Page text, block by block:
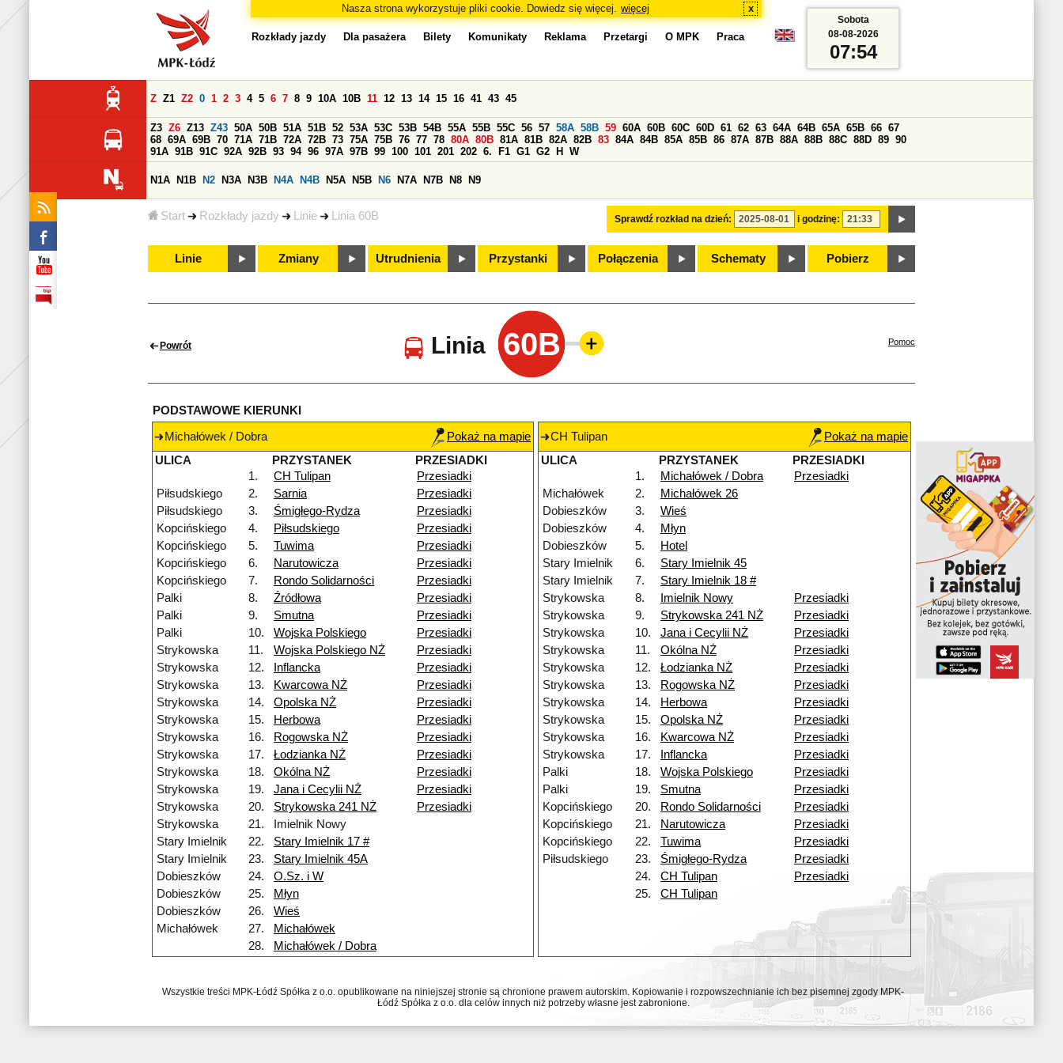
Nasza strona wykorzystuje pliki cookie. Dowiedz się więcej. więcej x
Start Rozkłady jazdy Linie Linia 60B
Rozkłady jazdy Dla pasażera Bilety Komunikaty Reklama Przetargi O MPK Praca
Sprawdź rozkład na dzień: i godzinę:
Z Z1 Z2 0 1 2 3 4 5 6 7 8 9 10A 10B 11 12 13 14 15 16 41 43 45
Z3 Z6 Z13 Z43 50A 50B 51A 51B 52 53A 53C 53B 54B 55A 55B 55C 56 57 58A 58B 59 60A 60B 60C 60D 61 62 63 64A 64B 65A 65B 66 67
68 69A 69B 70 71A 71B 72A 72B 73 75A 75B 76 77 78 80A 80B 81A 81B 82A 82B 83 84A 84B 85A 85B 86 87A 87B 88A 88B 88C 88D 89 90
91A 91B 91C 92A 92B 93 94 96 97A 97B 99 100 101 201 202 6. F1 G1 G2 H W
N1A N1B N2 N3A N3B N4A N4B N5A N5B N6 N7A N7B N8 N9
Linie Zmiany Utrudnienia Przystanki Połączenia Schematy Pobierz
Sobota
08-08-2026
07:54
Powrót Linia 60B Pomoc
PODSTAWOWE KIERUNKI
Michałówek / Dobra
Pokaż na mapie
ULICA
PRZYSTANEK
PRZESIADKI
1.
CH Tulipan
Przesiadki
Piłsudskiego
2. Sarnia
Przesiadki
Piłsudskiego
3. Śmigłego-Rydza
Przesiadki
Kopcińskiego
4. Piłsudskiego
Przesiadki
Kopcińskiego
5. Tuwima
Przesiadki
Kopcińskiego
6. Narutowicza
Przesiadki
Kopcińskiego
7. Rondo Solidarności
Przesiadki
Palki
8. Źródłowa
Przesiadki
Palki
9. Smutna
Przesiadki
Palki
10. Wojska Polskiego
Przesiadki
Strykowska
11. Wojska Polskiego NŻ
Przesiadki
Strykowska
12. Inflancka
Przesiadki
Strykowska
13. Kwarcowa NŻ
Przesiadki
Strykowska
14. Opolska NŻ
Przesiadki
Strykowska
15. Herbowa
Przesiadki
Strykowska
16. Rogowska NŻ
Przesiadki
Strykowska
17. Łodzianka NŻ
Przesiadki
Strykowska
18. Okólna NŻ
Przesiadki
Strykowska
19. Jana i Cecylii NŻ
Przesiadki
Strykowska
20. Strykowska 241 NŻ
Przesiadki
Strykowska
21.
Imielnik Nowy
Stary Imielnik
22.
Stary Imielnik 17 #
Stary Imielnik
23.
Stary Imielnik 45A
Dobieszków
24.
O.Sz. i W
Dobieszków
25.
Młyn
Dobieszków
26.
Wieś
Michałówek
27.
Michałówek
28.
Michałówek / Dobra
CH Tulipan
Pokaż na mapie
ULICA
PRZYSTANEK
PRZESIADKI
1.
Michałówek / Dobra
Przesiadki
Michałówek
2.
Michałówek 26
Dobieszków
3.
Wieś
Dobieszków
4.
Młyn
Dobieszków
5.
Hotel
Stary Imielnik
6.
Stary Imielnik 45
Stary Imielnik
7.
Stary Imielnik 18 #
Strykowska
8. Imielnik Nowy
Przesiadki
Strykowska
9. Strykowska 241 NŻ
Przesiadki
Strykowska
10. Jana i Cecylii NŻ
Przesiadki
Strykowska
11. Okólna NŻ
Przesiadki
Strykowska
12. Łodzianka NŻ
Przesiadki
Strykowska
13. Rogowska NŻ
Przesiadki
Strykowska
14. Herbowa
Przesiadki
Strykowska
15. Opolska NŻ
Przesiadki
Strykowska
16. Kwarcowa NŻ
Przesiadki
Strykowska
17. Inflancka
Przesiadki
Palki
18. Wojska Polskiego
Przesiadki
Palki
19. Smutna
Przesiadki
Kopcińskiego
20. Rondo Solidarności
Przesiadki
Kopcińskiego
21. Narutowicza
Przesiadki
Kopcińskiego
22. Tuwima
Przesiadki
Piłsudskiego
23. Śmigłego-Rydza
Przesiadki
24.
CH Tulipan
Przesiadki
25.
CH Tulipan
Wszystkie treści MPK-Łódź Spółka z o.o. opublikowane na niniejszej stronie są chronione prawem autorskim. Kopiowanie i rozpowszechnianie ich bez pisemnej zgody MPK-
Łódź Spółka z o.o. dla celów innych niż potrzeby własne jest zabronione.